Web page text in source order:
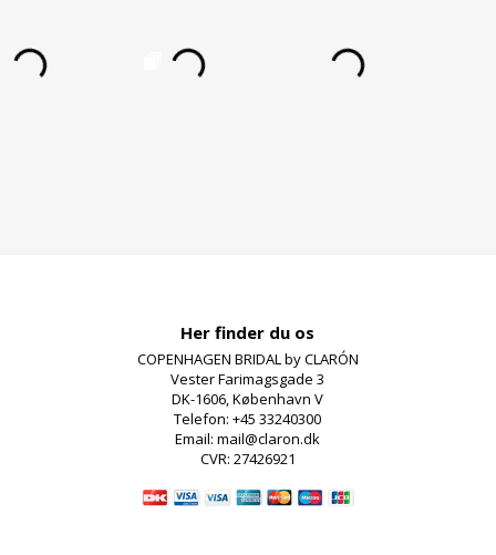
Her finder du os
COPENHAGEN BRIDAL by CLARÓN
Vester Farimagsgade 3
DK-1606, København V
Telefon: +45 33240300
Email: mail@claron.dk
CVR: 27426921